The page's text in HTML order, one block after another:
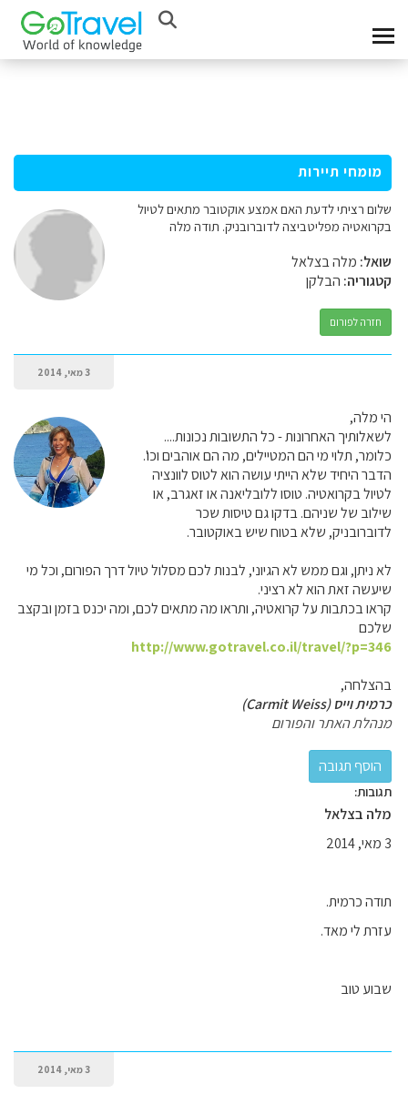
מומחי תיירות
שלום רציתי לדעת האם אמצע אוקטובר מתאים לטיול
בקרואטיה מפליטביצה לדוברובניק. תודה מלה
שואל: מלה בצלאל
קטגוריה: הבלקן
חזרה לפורום
3 מאי, 2014
הי מלה,
לשאלותיך האחרונות - כל התשובות נכונות....
כלומר, תלוי מי הם המטיילים, מה הם אוהבים וכו'.
הדבר היחיד שלא הייתי עושה הוא לטוס לוונציה
לטיול בקרואטיה. טוסו ללובליאנה או זאגרב, או
שילוב של שניהם. בדקו גם טיסות שכר
לדוברובניק, שלא בטוח שיש באוקטובר.
לא ניתן, וגם ממש לא הגיוני, לבנות לכם מסלול טיול דרך הפורום, וכל מי
שיעשה זאת הוא לא רציני.
קראו בכתבות על קרואטיה, ותראו מה מתאים לכם, ומה יכנס בזמן ובקצב
שלכם
http://www.gotravel.co.il/travel/?p=346
בהצלחה,
כרמית וייס (Carmit Weiss)
מנהלת האתר והפורום
תגובות:
מלה בצלאל
3 מאי, 2014
תודה כרמית.
עזרת לי מאד.
שבוע טוב
3 מאי, 2014